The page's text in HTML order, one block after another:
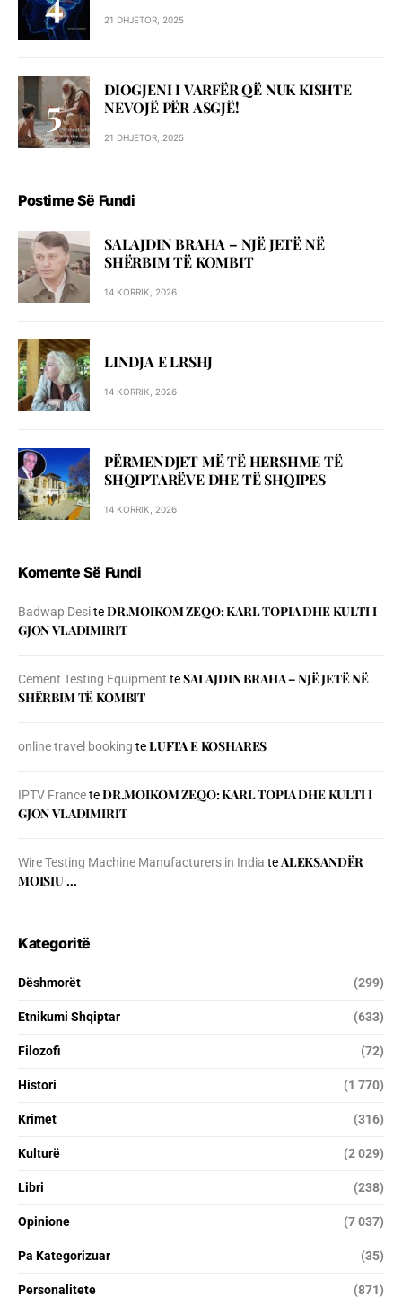
21 DHJETOR, 2025
DIOGJENI I VARFËR QË NUK KISHTE
NEVOJË PËR ASGJË!
21 DHJETOR, 2025
Postime Së Fundi
SALAJDIN BRAHA – NJЁ JETЁ NЁ
SHЁRBIM TЁ KOMBIT
14 KORRIK, 2026
LINDJA E LRSHJ
14 KORRIK, 2026
PËRMENDJET MË TË HERSHME TË
SHQIPTARËVE DHE TË SHQIPES
14 KORRIK, 2026
Komente Së Fundi
Badwap DesiteDR.MOIKOM ZEQO: KARL TOPIA DHE KULTI I
GJON VLADIMIRIT
Cement Testing Equipment teSALAJDIN BRAHA – NJЁ JETЁ NЁ
SHЁRBIM TЁ KOMBIT
online travel booking teLUFTA E KOSHARES
IPTV FranceteDR.MOIKOM ZEQO: KARL TOPIA DHE KULTI I
GJON VLADIMIRIT
Wire Testing Machine Manufacturers in India teALEKSANDËR
MOISIU …
Kategoritë
Dëshmorët (299)
Etnikumi Shqiptar (633)
Filozofi (72)
Histori (1 770)
Krimet (316)
Kulturë (2 029)
Libri (238)
Opinione (7 037)
Pa Kategorizuar (35)
Personalitete (871)